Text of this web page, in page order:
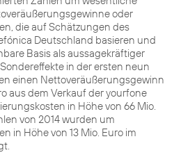
oder
die auf Schätzungen des
Deutschland basieren und
Basis als aussagekräftiger
in der ersten neun
einen Nettoveräußerungsgewinn
aus dem Verkauf der yourfone
in Höhe von 66 Mio.
von 2014 wurden um
in Höhe von 13 Mio. Euro im